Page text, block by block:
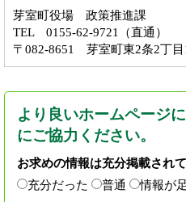
芽室町役場 政策推進課
TEL 0155-62-9721（直通）
〒082-8651 芽室町東2条2丁目
より良いホームページ
にご協力ください。
お求めの情報は充分掲載され
充分だった
普通
情報が